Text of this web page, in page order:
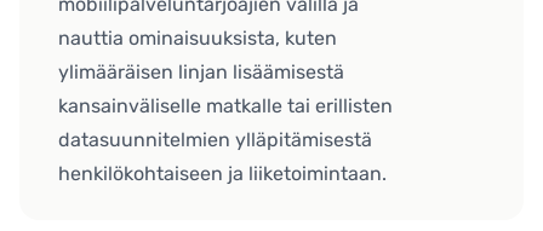
nauttia ominaisuuksista, kuten
ylimääräisen linjan lisäämisestä
kansainväliselle matkalle tai erillisten
datasuunnitelmien ylläpitämisestä
henkilökohtaiseen ja liiketoimintaan.